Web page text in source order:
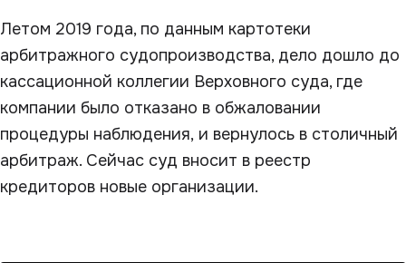
Летом 2019 года, по данным картотеки
арбитражного судопроизводства, дело дошло до
кассационной коллегии Верховного суда, где
компании было отказано в обжаловании
процедуры наблюдения, и вернулось в столичный
арбитраж. Сейчас суд вносит в реестр
кредиторов новые организации.